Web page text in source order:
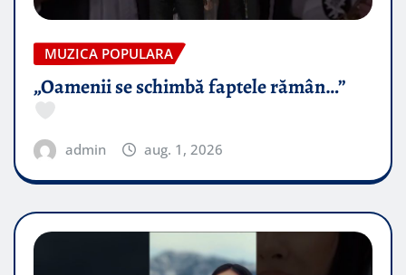
MUZICA POPULARA
„Oamenii se schimbă faptele rămân…”
admin aug. 1, 2026